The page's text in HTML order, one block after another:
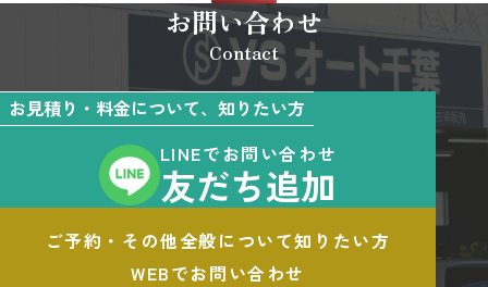
お問い合わせ
Contact
お見積り・料金について、知りたい方
LINEでお問い合わせ
友だち追加
ご予約・その他全般について知りたい方
WEBでお問い合わせ